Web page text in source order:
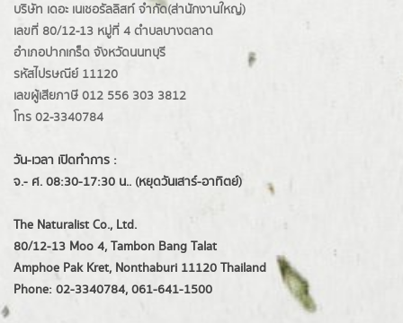
บริษัท เดอะ เนเชอรัลลิสท์ จำกัด(ส่านักงานใหญ่)
เลขที่ 80/12-13 หมู่ที่ 4 ตำบลบางตลาด
อำเภอปากเกร็ด จังหวัดนนทบุรี
รหัสไปรษณีย์ 11120
เลขผู้เสียภาษี 012 556 303 3812
โทร 02-3340784
วัน-เวลา เปิดทำการ :
จ.- ศ. 08:30-17:30 น.. (หยุดวันเสาร์-อาทิตย์)
The Naturalist Co., Ltd.
80/12-13 Moo 4, Tambon Bang Talat
Amphoe Pak Kret, Nonthaburi 11120 Thailand
Phone: 02-3340784, 061-641-1500